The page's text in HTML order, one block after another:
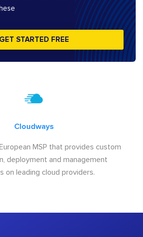
GET STARTED FREE
Cloudways
MSP that provides custom
deployment and management
on leading cloud providers.